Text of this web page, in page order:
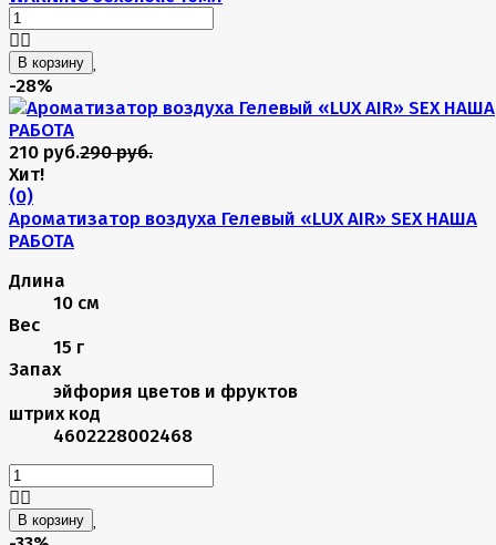
В корзину
-28%
210 руб.290 руб.
Хит!
(0)
Ароматизатор воздуха Гелевый «LUX AIR» SEX НАША
РАБОТА
Длина
10 см
Вес
15 г
Запах
эйфория цветов и фруктов
штрих код
4602228002468
В корзину